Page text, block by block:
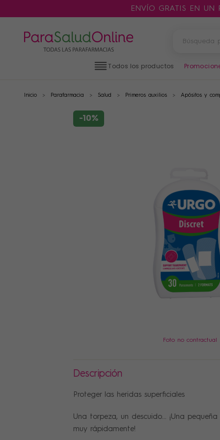
ENVÍO GRATIS EN UN
Todos los productos
Inicio Parafarmacia Salud Primeros auxilios Apósitos y
-10%
Foto no contractual
Descripción
Proteger las heridas superficiales
Una torpeza, un descuido... ¡Una
muy rápidamente!